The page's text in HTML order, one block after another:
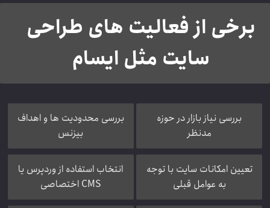
برخی از فعالیت های طراحی
سایت مثل ایسام
بررسی نیاز بازار در حوزه
مدنظر
بررسی محدودیت ها و اهداف
بیزنس
تعیین امکانات سایت با توجه
به عوامل قبلی
انتخاب استفاده از وردپرس یا
CMS اختصاصی